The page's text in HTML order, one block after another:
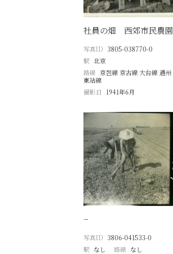
社員の畑 西郊市民農園
写真ID 3805-038770-0
駅 北京
路線 京包線 京古線 大台線 通州
東站線
撮影日
1941年6月
−
写真ID 3806-041533-0
駅 なし 路線 なし